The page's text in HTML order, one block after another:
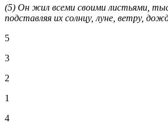
(5) Он жил всеми своими листьями,
подставляя их солнцу, луне, ветру,
5
3
2
1
4